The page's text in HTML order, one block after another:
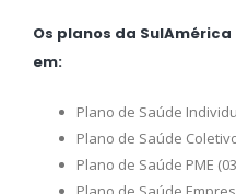
Os planos da
em:
Plano de Saúde
Plano de Saúde
Plano de Saúde PME